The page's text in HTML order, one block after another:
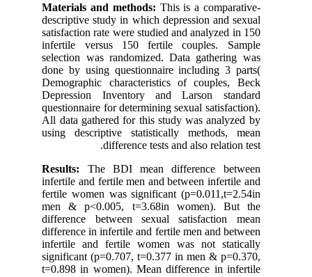
Materials and methods:This is a comparative-
descriptive study in which depression and sexual
satisfaction rate were studied and analyzed in 150
infertile versus 150 fertile couples. Sample
selection was randomized. Data gathering was
done by using questionnaire including 3 parts(
Demographic characteristics of couples, Beck
Depression Inventory and Larson standard
questionnaire for determining sexual satisfaction).
All data gathered for this study was analyzed by
using descriptive statistically methods, mean
difference tests and also relation test.
Results:The BDI mean difference between
infertile and fertile men and between infertile and
fertile women was significant (p=0.011,t=2.54in
men & p<0.005, t=3.68in women). But the
difference between sexual satisfaction mean
difference in infertile and fertile men and between
infertile and fertile women was not statically
significant (p=0.707, t=0.377 in men & p=0.370,
t=0.898 in women). Mean difference in infertile